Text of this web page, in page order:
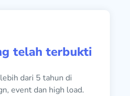
telah terbukti
dari 5 tahun di
event dan high load.